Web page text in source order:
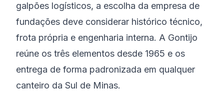
galpões logísticos, a escolha da empresa de
fundações deve considerar histórico técnico,
frota própria e engenharia interna. A Gontijo
reúne os três elementos desde 1965 e os
entrega de forma padronizada em qualquer
canteiro da Sul de Minas.